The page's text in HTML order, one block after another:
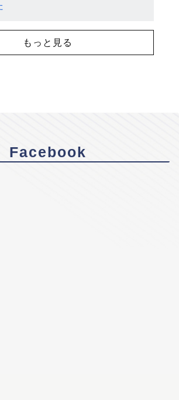
もっと見る
Facebook